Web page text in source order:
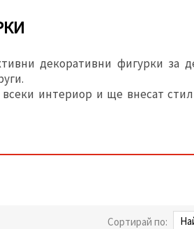
декоративни фигурки за
интериор и ще внесат
Сортирай по: